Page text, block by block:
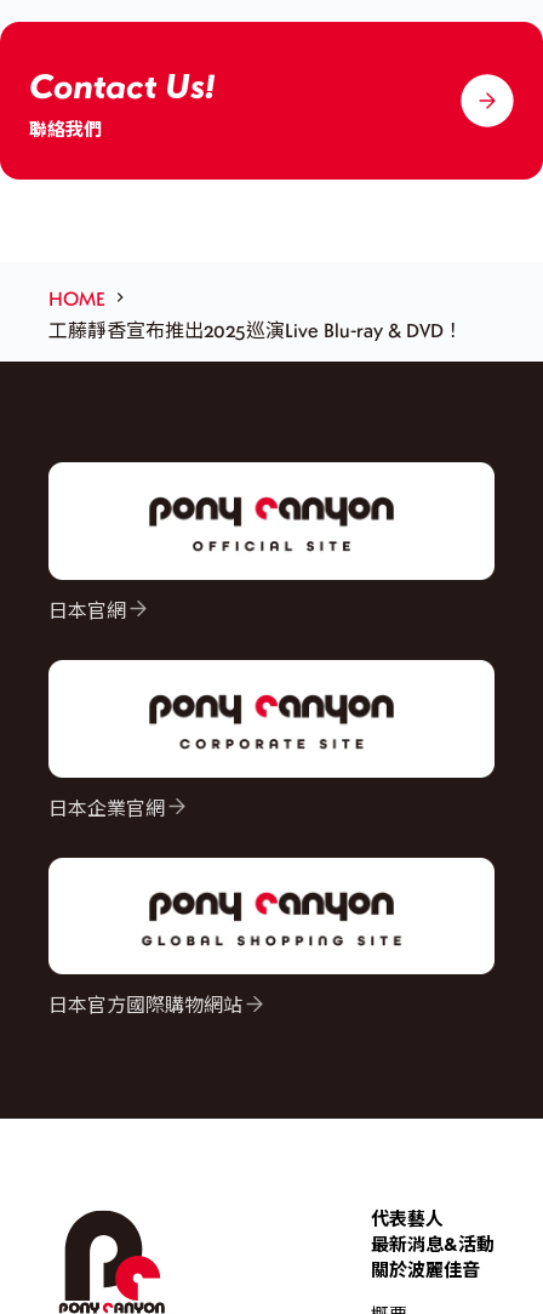
Contact Us!
聯絡我們
HOME
工藤靜香宣布推出2025巡演Live Blu-ray & DVD！
日本官網
日本企業官網
日本官方國際購物網站
代表藝人
最新消息&活動
關於波麗佳音